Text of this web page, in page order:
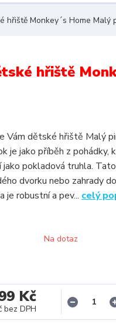
Monkey´s Home
hřiště
Vám dětské hřiště Malý
je jako příběh z
pokladová truhla.
dvorku nebo zahrady
je robustní a pev... celý
Na dotaz
Kč
bez DPH